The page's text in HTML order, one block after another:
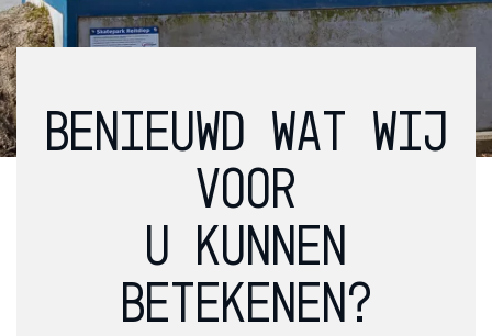
BENIEUWD WAT WIJ
VOOR
U KUNNEN
BETEKENEN?